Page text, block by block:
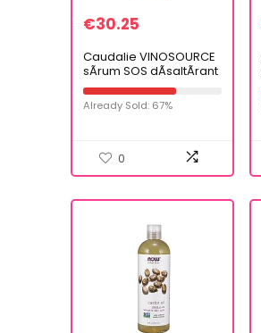
€30.25
Caudalie VINOSOURCE
sÃrum SOS dÃsaltÃrant
30 ml
Already Sold: 67%
0